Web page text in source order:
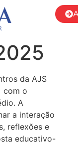
da AJS
com o
A
a interação
reflexões e
educativo-